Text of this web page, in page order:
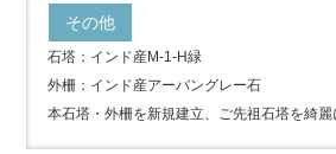
その他
石塔：インド産M-1-H緑
外柵：インド産アーバングレー石
本石塔・外柵を新規建立、ご先祖石塔を綺